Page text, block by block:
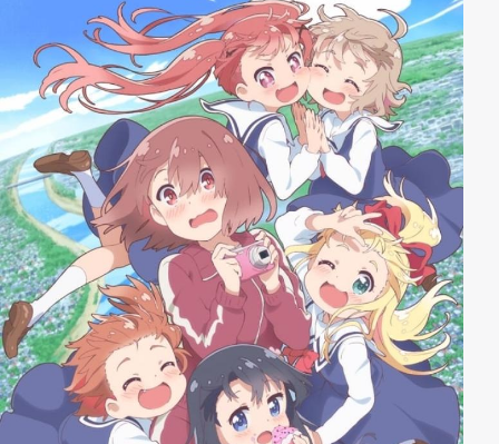
Lichtclans Momo Chiyoda zu bezwingen. Yuuko
verschwendet auch keine Zeit und als sie Momo dank
ihrer Klassenkameradin Anri Sada dann auch antrifft,
fordert sie sie auch gleich zum Duell heraus … und
verliert auf ganzer Linie … Yuuko ist ohnehin nicht die
Stärkste – ganz im Gegenteil –, ist sie doch selbst mit
ihren dämonischen Kräften noch schwächer als ein
normales Mädchen ihres Alters und seit ihrer
vernichtenden Niederlage gegen Momo zweifelt sie
nun auch noch an sich selbst und ist sich unsicher, wie
sie ihrer Rolle als Teufelin gerecht werden soll. Zu
allem Überfluss ist sie auch noch regelmäßig auf
Momos Hilfe angewiesen und diese lehnt Yuukos
Gesuche natürlich nicht ab. Doch wie es der Zufall will,
scheint Momo stetig schwächer zu werden, umso
mehr Zeit sie mit Yuuko verbringt …